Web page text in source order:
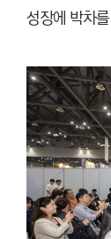
성장에 박차